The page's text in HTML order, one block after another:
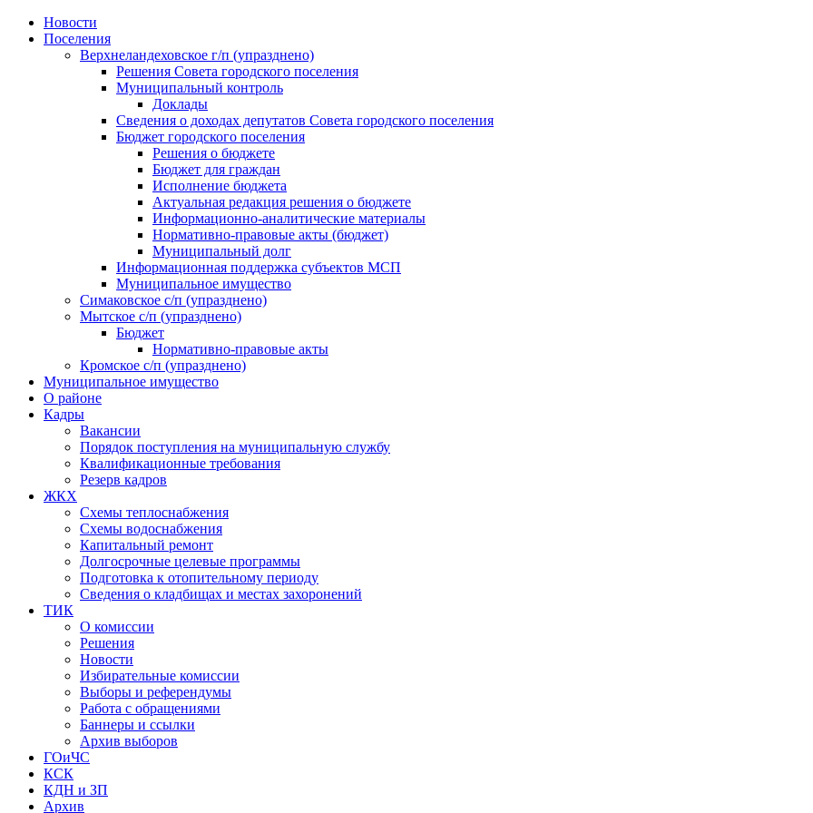
Skip
Новости
Поселения
Верхнеландеховское г/п (упразднено)
Решения Совета городского поселения
Муниципальный контроль
Доклады
Сведения о доходах депутатов Совета городского поселения
Бюджет городского поселения
Решения о бюджете
Бюджет для граждан
Исполнение бюджета
Актуальная редакция решения о бюджете
Информационно-аналитические материалы
Нормативно-правовые акты (бюджет)
Муниципальный долг
Информационная поддержка субъектов МСП
Муниципальное имущество
Симаковское с/п (упразднено)
Мытское с/п (упразднено)
Бюджет
Нормативно-правовые акты
Кромское с/п (упразднено)
Муниципальное имущество
О районе
Кадры
Вакансии
Порядок поступления на муниципальную службу
Квалификационные требования
Резерв кадров
ЖКХ
Схемы теплоснабжения
Схемы водоснабжения
Капитальный ремонт
Долгосрочные целевые программы
Подготовка к отопительному периоду
Сведения о кладбищах и местах захоронений
ТИК
О комиссии
Решения
Новости
Избирательные комиссии
Выборы и референдумы
Работа с обращениями
Баннеры и ссылки
Архив выборов
ГОиЧС
КСК
КДН и ЗП
Архив